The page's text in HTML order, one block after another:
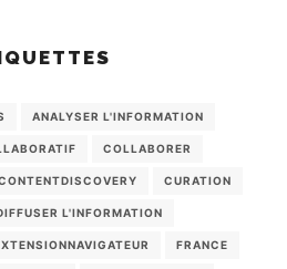
ANALYSER L'INFORMATION
COLLABORER
CURATION
L'INFORMATION
FRANCE